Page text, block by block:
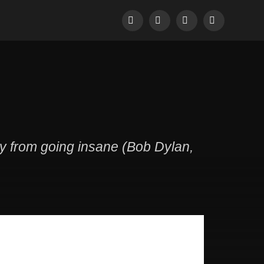
FacebookPinterestLinkedInTumblr
from going insane (Bob Dylan,